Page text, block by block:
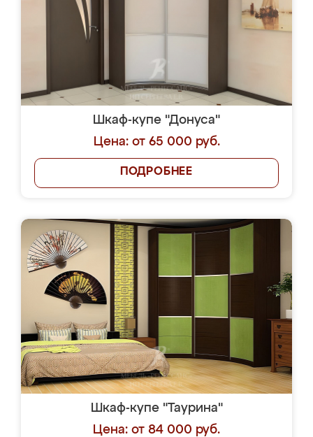
Шкаф-купе "Донуса"
Цена: от 65 000 руб.
ПОДРОБНЕЕ
Шкаф-купе "Таурина"
Цена: от 84 000 руб.